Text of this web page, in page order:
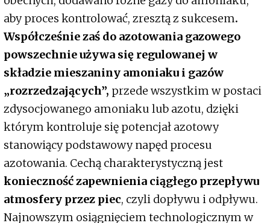
aby proces kontrolować, zresztą z sukcesem.
Współcześnie zaś do azotowania gazowego
powszechnie używa się regulowanej w
składzie mieszaniny amoniaku i gazów
„rozrzedzających”, przede wszystkim w postaci
zdysocjowanego amoniaku lub azotu, dzięki
którym kontroluje się potencjał azotowy
stanowiący podstawowy napęd procesu
azotowania. Cechą charakterystyczną jest
konieczność zapewnienia ciągłego przepływu
atmosfery przez piec, czyli dopływu i odpływu.
Najnowszym osiągnięciem technologicznym w